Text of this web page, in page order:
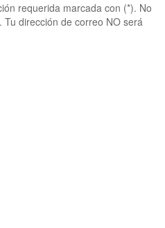
requerida marcada con (*). No
dirección de correo NO será